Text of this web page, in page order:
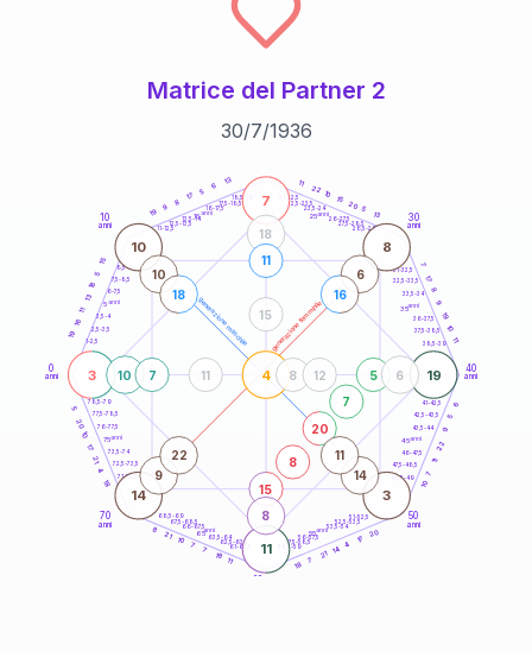
Matrice del Partner 2
30/7/1936
generazione maschile generazione femminile
0
anni
10
anni
30
anni
40
anni
50
anni
60
70
anni
1-2,5
2,5-3,5
3,5-4
6-7,5
7,5-8,5
8,5-9
11-12,5
12,5-13,5
13,5-14
16-17,5
17,5-18,5
18,5-19 21-22,5
22,5-23,5
23,5-24
26-27,5
27,5-28,5
28,5-29
31-32,5
32,5-33,5
33,5-34
36-37,5
37,5-38,5
38,5-39
41-42,5
42,5-43,5
43,5-44
46-47,5
47,5-48,5
48,5-49
51-52,5
52,5-53,5
53,5-54
56-57,5
57,5-58,5
58,5-59
61-62,5
62,5-63,5
63,5-64
66-67,5
67,5-68,5
68,5-69
71-72,5
72,5-73,5
73,5-74
76-77,5
77,5-78,5
78,5-79
19
16
11
13
18
5
15
19
9
8
17
5
6
13 11
22 10
15
20 5
13
7
17
8
9
19
10
11
6
5
9
22
11
7
10
20
17
4
14
21
7
18
11
18
7
7
10
21
8
18
4
21
17
10
20
5
3
7
19
11
4
10 8
14 3
15
8
20
7
5
10
18
6
8
7
11
8 12
11
15
10
18
6
16
9
22
14
11
5anni
15 anni 25anni
35anni
45anni
55anni
65anni
75anni